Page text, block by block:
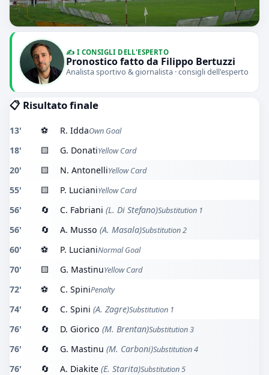
✍️ I CONSIGLI DELL'ESPERTO
Pronostico fatto da Filippo Bertuzzi
Analista sportivo & giornalista · consigli dell'esperto
📋 Risultato finale
13' ⚽ R. IddaOwn Goal
18' 🟨 G. DonatiYellow Card
20' 🟨 N. AntonelliYellow Card
55' 🟨 P. LucianiYellow Card
56' 🔄 C. Fabriani (L. Di Stefano)Substitution 1
56' 🔄 A. Musso (A. Masala)Substitution 2
60' ⚽ P. LucianiNormal Goal
70' 🟨 G. MastinuYellow Card
72' ⚽ C. SpiniPenalty
74' 🔄 C. Spini (A. Zagre)Substitution 1
76' 🔄 D. Giorico (M. Brentan)Substitution 3
76' 🔄 G. Mastinu (M. Carboni)Substitution 4
76' 🔄 A. Diakite (E. Starita)Substitution 5